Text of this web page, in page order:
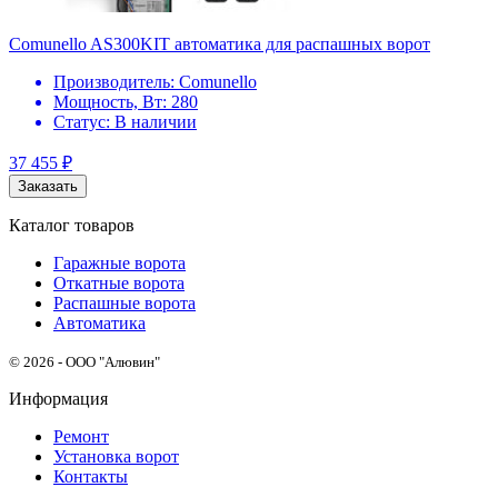
Comunello AS300KIT автоматика для распашных ворот
Производитель: Comunello
Мощность, Вт: 280
Статус: В наличии
37 455 ₽
Заказать
Каталог товаров
Гаражные ворота
Откатные ворота
Распашные ворота
Автоматика
© 2026 - ООО "Алювин"
Информация
Ремонт
Установка ворот
Контакты